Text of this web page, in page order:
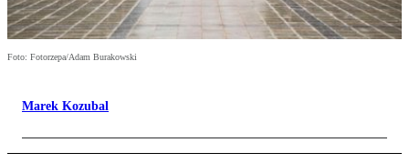
Foto: Fotorzepa/Adam Burakowski
Marek Kozubal